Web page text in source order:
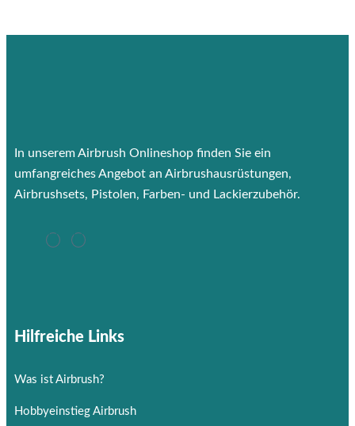
In unserem Airbrush Onlineshop finden Sie ein
umfangreiches Angebot an Airbrushausrüstungen,
Airbrushsets, Pistolen, Farben- und Lackierzubehör.
Hilfreiche Links
Was ist Airbrush?
Hobbyeinstieg Airbrush